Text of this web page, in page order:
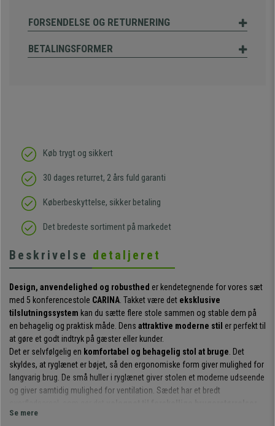
FORSENDELSE OG RETURNERING
BETALINGSFORMER
Køb trygt og sikkert
30 dages returret, 2 års fuld garanti
Køberbeskyttelse, sikker betaling
Det bredeste sortiment på markedet
Beskrivelse detaljeret
Design, anvendelighed og robusthed er kendetegnende for vores sæt
med 5 konferencestole CARINA . Takket være det eksklusive
tilslutningssystem kan du sætte flere stole sammen og stable dem på
en behagelig og praktisk måde. Dens attraktive moderne stil er perfekt til
at gøre et godt indtryk på gæster eller kunder.
Det er selvfølgelig en komfortabel og behagelig stol at bruge . Det
skyldes, at ryglænet er bøjet, så den ergonomiske form giver mulighed for
langvarig brug. De små huller i ryglænet giver stolen et moderne udseende
og giver samtidig mulighed for ventilation. Sædet har et bredt
Se mere